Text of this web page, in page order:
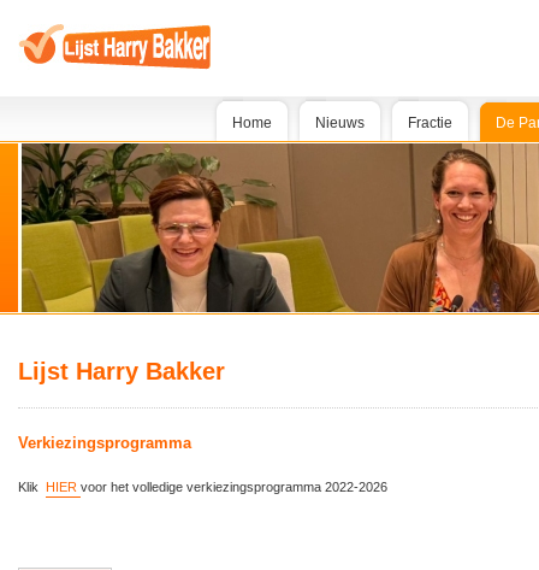
Home Nieuws Fractie De
Lijst Harry Bakker
Verkiezingsprogramma
Klik HIER voor het volledige verkiezingsprogramma 2022-2026